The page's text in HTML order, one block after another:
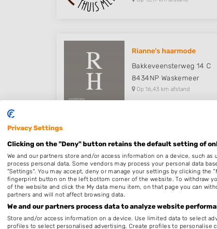
Rianne's haarmode
Bakkeveensterweg 14 C
8434NP Waskemeer
Op 16,43 km afstand
Plaatsen in de buurt
Bovensmilde
Hoogersmilde
Hooghalen
Zeijerveen
Privacy Settings
Clicking on the "Deny" button retains the default setting of
We and our partners store and/or access information on a device, such
process personal data. Some vendors may process your personal data
"Settings". You may accept, deny or manage your settings by clicking the
fingerprint button on the left bottom corner of the website. To withdraw
of the website and click the My data menu item, on that page you can
partners and will not affect browsing data.
We and our partners process data to analyze website
Store and/or access information on a device. Use limited data to select
profiles to select personalised advertising. Create profiles to personalise